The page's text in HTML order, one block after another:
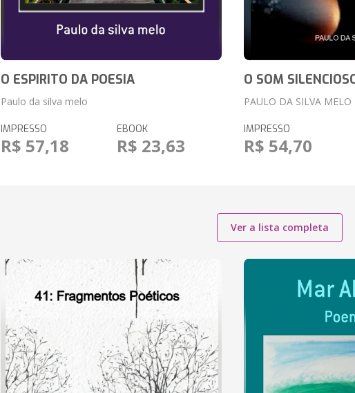
O ESPIRITO DA POESIA
Paulo da silva melo
IMPRESSO
R$ 57,18
EBOOK
R$ 23,63
O SOM
PAULO DA SILVA MELO
IMPRESSO
R$ 54,70
Ver a lista completa